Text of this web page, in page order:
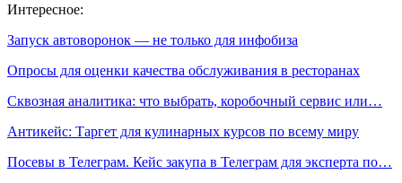
Интересное:
Запуск автоворонок — не только для инфобиза
Опросы для оценки качества обслуживания в ресторанах
Сквозная аналитика: что выбрать, коробочный сервис или…
Антикейс: Таргет для кулинарных курсов по всему миру
Посевы в Телеграм. Кейс закупа в Телеграм для эксперта по…